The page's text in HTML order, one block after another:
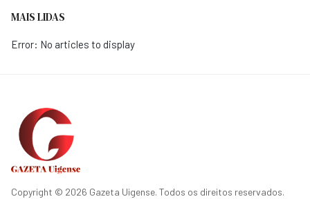
MAIS LIDAS
Error: No articles to display
Copyright © 2026 Gazeta Uigense. Todos os direitos reservados.